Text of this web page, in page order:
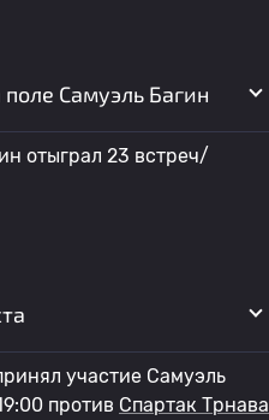
Самуэль Багин
отыграл 23 встреч/
участие Самуэль
против Спартак Трнава